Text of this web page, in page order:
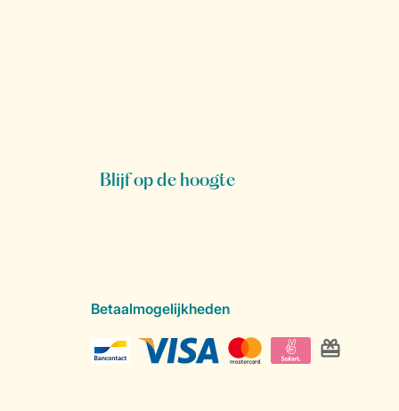
Blijf op de hoogte
Betaalmogelijkheden